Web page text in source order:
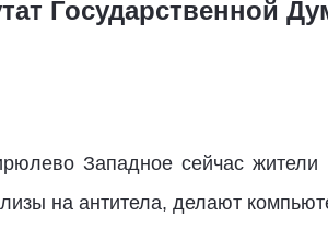
Государственной
Западное сейчас жители
на антитела, делают